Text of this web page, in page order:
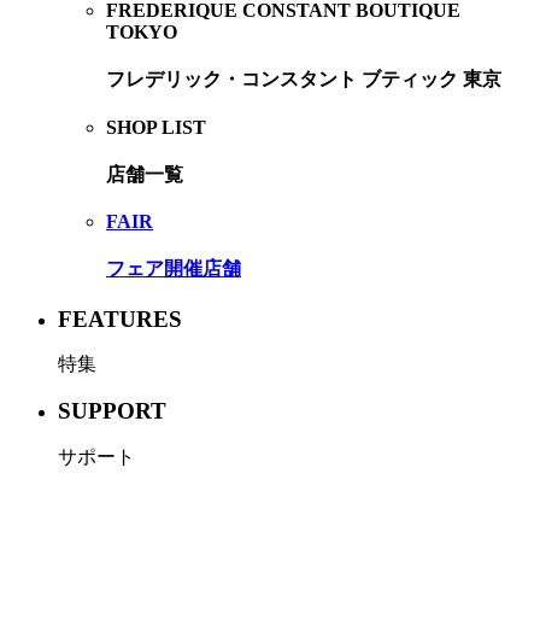
FREDERIQUE CONSTANT BOUTIQUE
TOKYO
フレデリック・コンスタント ブティック 東京
SHOP LIST
店舗一覧
FAIR
フェア開催店舗
FEATURES
特集
SUPPORT
サポート